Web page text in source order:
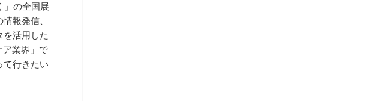
」の全国展
報発信、
を活用した
ア業界」で
て行きたい